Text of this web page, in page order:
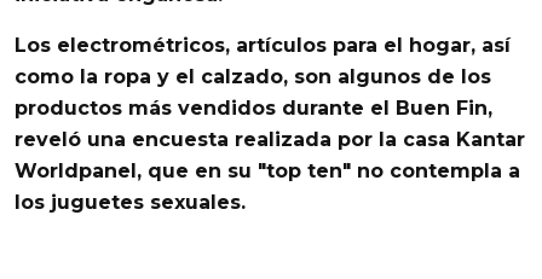
Los electrométricos, artículos para el hogar, así
como la ropa y el calzado, son algunos de los
productos más vendidos durante el Buen Fin,
reveló una encuesta realizada por la casa Kantar
Worldpanel, que en su "top ten" no contempla a
los juguetes sexuales.